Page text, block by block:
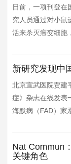
日前，一项刊登在
究人员通过对小鼠
活来杀灭癌变细胞
新研究发现中
北京宣武医院贾建
症》杂志在线发表
海默病（FAD）家
Nat Commun
关键角色